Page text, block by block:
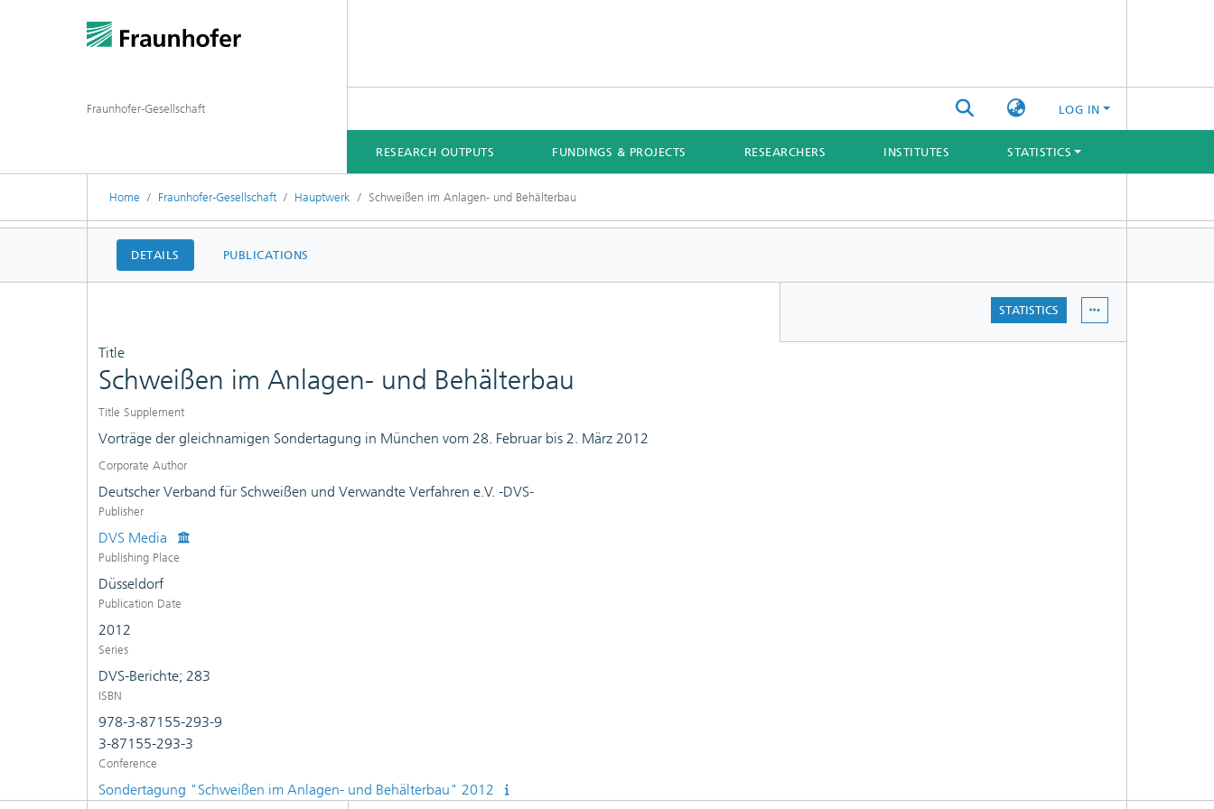
LOG IN
RESEARCH OUTPUTS FUNDINGS & PROJECTS RESEARCHERS INSTITUTES STATISTICS
Fraunhofer-Gesellschaft
Home Fraunhofer-Gesellschaft Hauptwerk Schweißen im Anlagen- und Behälterbau
DETAILS PUBLICATIONS
STATISTICS
Title
Schweißen im Anlagen- und Behälterbau
Title Supplement
Vorträge der gleichnamigen Sondertagung in München vom 28. Februar bis 2. März 2012
Corporate Author
Deutscher Verband für Schweißen und Verwandte Verfahren e.V. -DVS-
Publisher
DVS Media
Publishing Place
Düsseldorf
Publication Date
2012
Series
DVS-Berichte; 283
ISBN
978-3-87155-293-9
3-87155-293-3
Conference
Sondertagung "Schweißen im Anlagen- und Behälterbau" 2012